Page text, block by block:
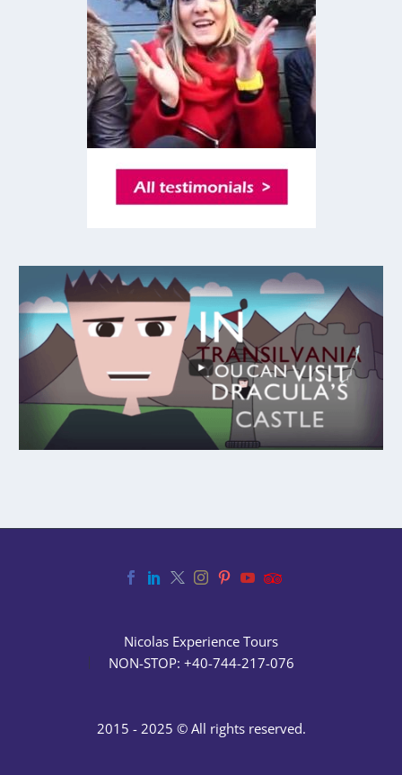
Nicolas Experience Tours
NON-STOP: +40-744-217-076
2015 - 2025 © All rights reserved.